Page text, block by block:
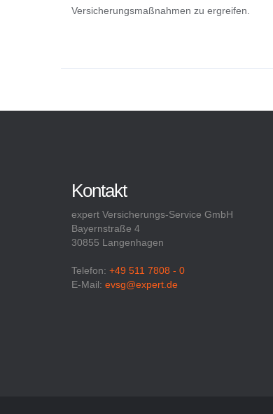
Versicherungsmaßnahmen zu ergreifen.
Kontakt
expert Versicherungs-Service GmbH
Bayernstraße 4
30855 Langenhagen
Telefon: +49 511 7808 - 0
E-Mail: evsg@expert.de